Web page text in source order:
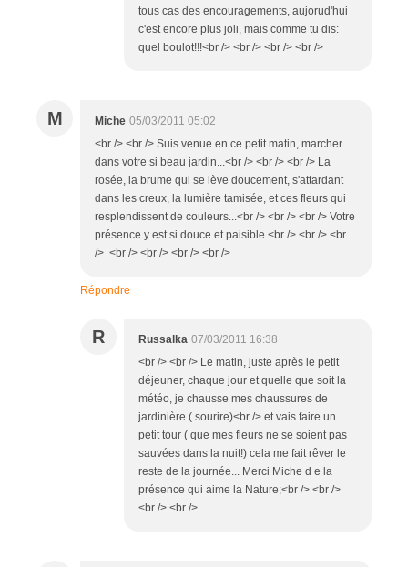
tous cas des encouragements, aujorud'hui
c'est encore plus joli, mais comme tu dis:
quel boulot!!!<br /> <br /> <br /> <br />
M Miche 05/03/2011 05:02
<br /> <br /> Suis venue en ce petit matin, marcher
dans votre si beau jardin...<br /> <br /> <br /> La
rosée, la brume qui se lève doucement, s'attardant
dans les creux, la lumière tamisée, et ces fleurs qui
resplendissent de couleurs...<br /> <br /> <br /> Votre
présence y est si douce et paisible.<br /> <br /> <br
/> <br /> <br /> <br /> <br />
Répondre
R Russalka 07/03/2011 16:38
<br /> <br /> Le matin, juste après le petit
déjeuner, chaque jour et quelle que soit la
météo, je chausse mes chaussures de
jardinière ( sourire)<br /> et vais faire un
petit tour ( que mes fleurs ne se soient pas
sauvées dans la nuit!) cela me fait rêver le
reste de la journée... Merci Miche d e la
présence qui aime la Nature;<br /> <br />
<br /> <br />